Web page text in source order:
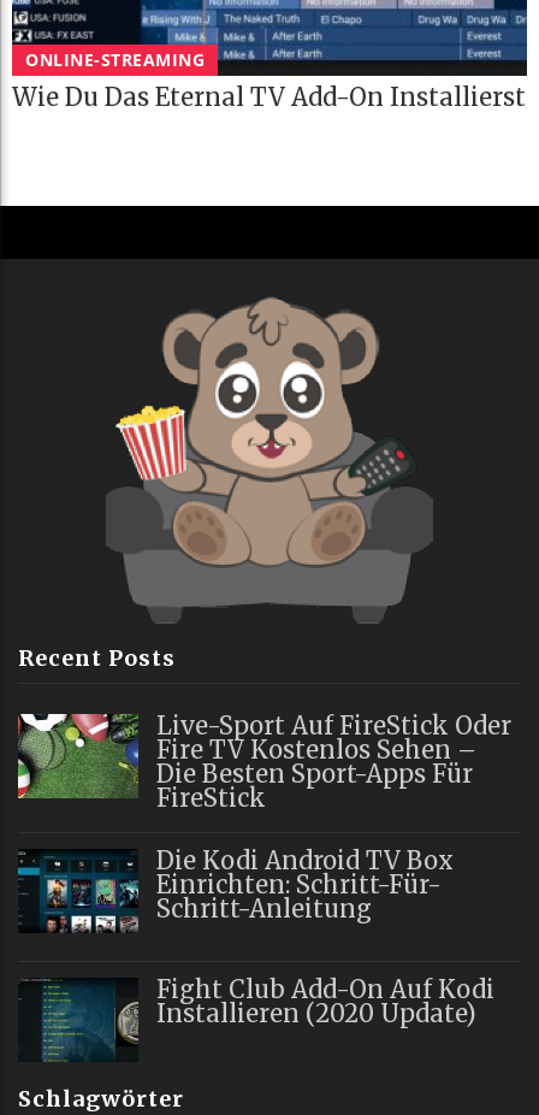
ONLINE-STREAMING
Wie Du Das Eternal TV Add-On Installierst
Recent Posts
Live-Sport Auf FireStick Oder
Fire TV Kostenlos Sehen –
Die Besten Sport-Apps Für
FireStick
Die Kodi Android TV Box
Einrichten: Schritt-Für-
Schritt-Anleitung
Fight Club Add-On Auf Kodi
Installieren (2020 Update)
Schlagwörter